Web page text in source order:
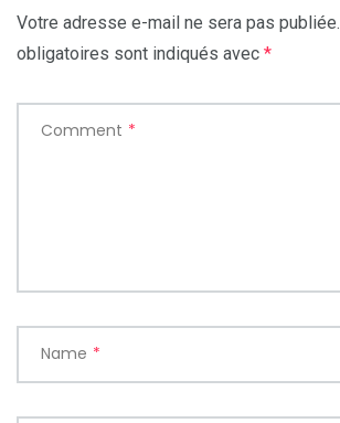
Votre adresse e-mail ne sera pas publiée.
obligatoires sont indiqués avec *
Comment *
Name *